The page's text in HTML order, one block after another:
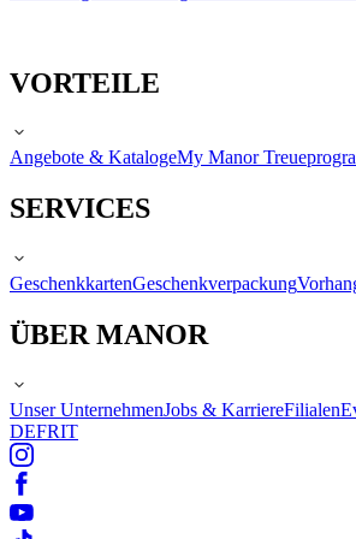
VORTEILE
Angebote & KatalogeMy Manor
SERVICES
GeschenkkartenGeschenkverpackung
ÜBER MANOR
Unser UnternehmenJobs & KarriereFilialen
DEFRIT